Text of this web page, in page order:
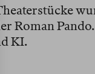
Roman
KI.